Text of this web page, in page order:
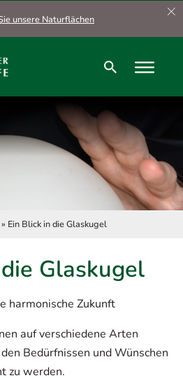
unsere Naturflächen
» Ein Blick in die Glaskugel
Glaskugel
harmonische Zukunft
auf verschiedene Arten
Bedürfnissen und Wünschen
zu werden.